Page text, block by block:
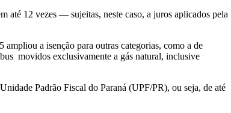
até 12 vezes — sujeitas, neste caso, a juros aplicados pela
a isenção para outras categorias, como a de
movidos exclusivamente a gás natural, inclusive
Padrão Fiscal do Paraná (UPF/PR), ou seja, de até